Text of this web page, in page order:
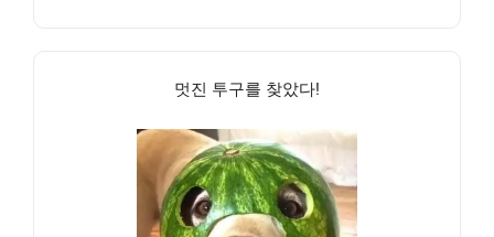
멋진 투구를 찾았다!